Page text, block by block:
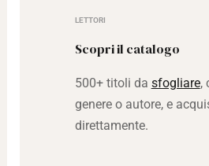
LETTORI
Scopri il catalogo
500+ titoli da sfogliare,
genere o autore, e
direttamente.